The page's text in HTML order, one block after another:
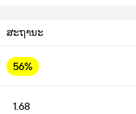
ສະຖານະ
56%
1.68